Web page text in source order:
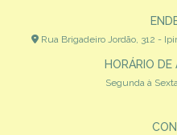
Rua Brigadeiro Jordão, 312 -
HORÁRIO
Segunda à